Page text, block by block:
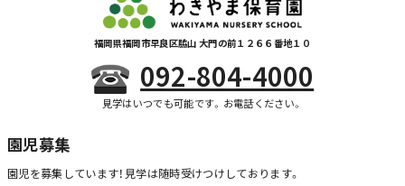
福岡県福岡市早良区脇山 大門の前１２６６番地１０
092-804-4000
見学はいつでも可能です。お電話ください。
園児募集
園児を募集しています！ 見学は随時受けつけしております。